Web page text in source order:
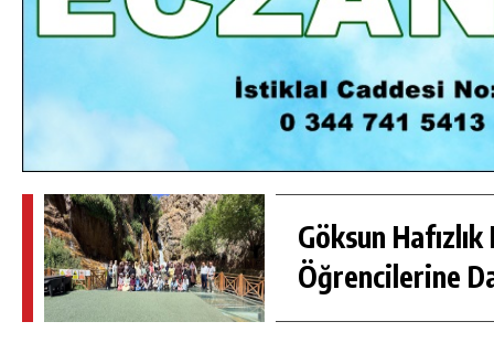
Göksun Hafızlık
Öğrencilerine
GÜNLÜK HABER AKIŞI
GÖKSUN HAFIZLIK KIZ KUR’AN KURSU
ÖĞRENCILERINE DARENDE GEZISI.